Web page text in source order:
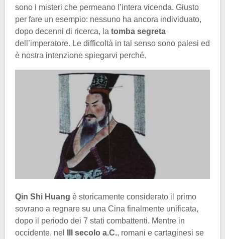
sono i misteri che permeano l’intera vicenda. Giusto
per fare un esempio: nessuno ha ancora individuato,
dopo decenni di ricerca, la tomba segreta
dell’imperatore. Le difficoltà in tal senso sono palesi ed
è nostra intenzione spiegarvi perché.
Qin Shi Huang è storicamente considerato il primo
sovrano a regnare su una Cina finalmente unificata,
dopo il periodo dei 7 stati combattenti. Mentre in
occidente, nel
III secolo a.C., romani e cartaginesi se